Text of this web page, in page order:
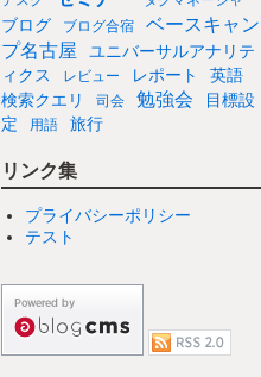
ブログ ブログ合宿
ベースキャン
プ名古屋
ユニバーサルアナリテ
ィクス
レビュー レポート
英語
検索クエリ
司会 勉強会
目標設
定
用語 旅行
リンク集
プライバシーポリシー
テスト